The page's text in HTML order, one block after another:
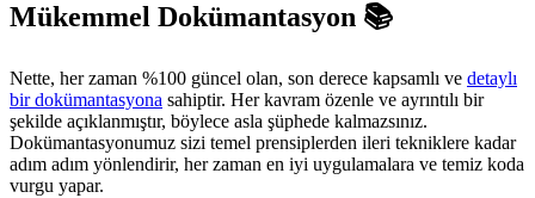
Mükemmel Dokümantasyon 📚
Nette, her zaman %100 güncel olan, son derece kapsamlı ve detaylı
bir dokümantasyona sahiptir. Her kavram özenle ve ayrıntılı bir
şekilde açıklanmıştır, böylece asla şüphede kalmazsınız.
Dokümantasyonumuz sizi temel prensiplerden ileri tekniklere kadar
adım adım yönlendirir, her zaman en iyi uygulamalara ve temiz koda
vurgu yapar.